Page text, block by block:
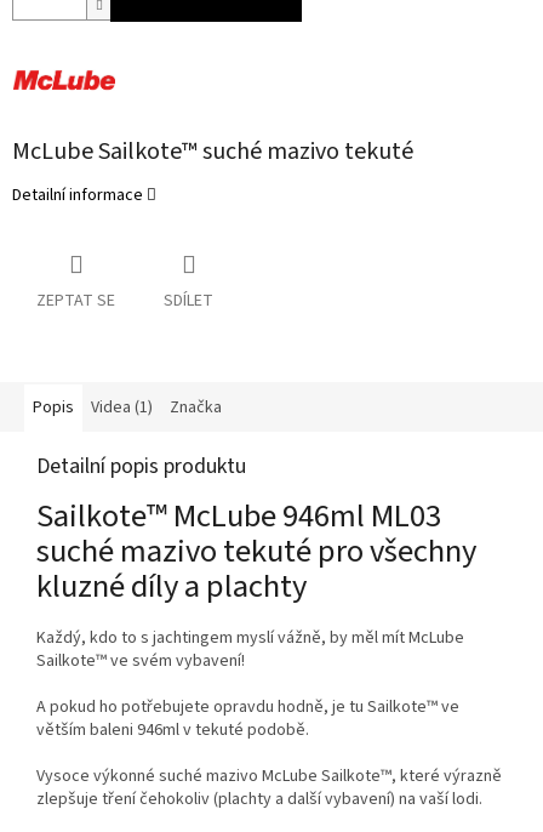
McLube Sailkote™ suché mazivo tekuté
Detailní informace
ZEPTAT SE SDÍLET
Popis Videa (1) Značka
Detailní popis produktu
Sailkote™ McLube 946ml ML03
suché mazivo tekuté pro všechny
kluzné díly a plachty
Každý, kdo to s jachtingem myslí vážně, by měl mít McLube
Sailkote™ ve svém vybavení!
A pokud ho potřebujete opravdu hodně, je tu Sailkote™ ve
větším baleni 946ml v tekuté podobě.
Vysoce výkonné suché mazivo McLube Sailkote™, které výrazně
zlepšuje tření čehokoliv (plachty a další vybavení) na vaší lodi.